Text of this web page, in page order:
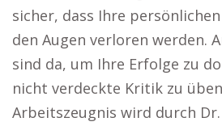
sicher, dass Ihre
den Augen verloren werden.
sind da, um Ihre Erfolge zu
nicht verdeckte Kritik zu
Arbeitszeugnis wird durch